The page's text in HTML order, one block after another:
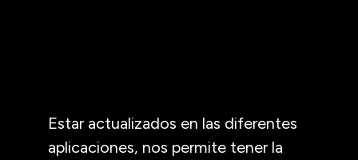
Estar actualizados en las diferentes
aplicaciones, nos permite tener la